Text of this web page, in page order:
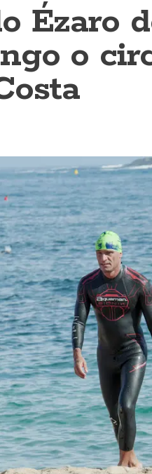
Ézaro
o